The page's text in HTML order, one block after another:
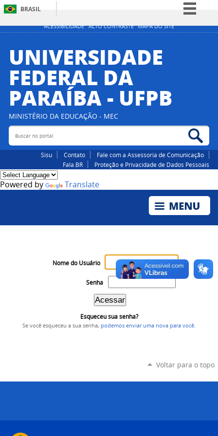
ACESSIBILIDADE ALTO CONTRASTE MAPA DO SITE
BRASIL
Simplifique!
Participe
Acesso à informação
Canais
UNIVERSIDADE
FEDERAL DA
PARAÍBA - UFPB
MINISTÉRIO DA EDUCAÇÃO - MEC
Buscar no portal
Sisu Contato
Fale com a Assessoria de Comunicação
Fala.BR
Proteção e Privacidade de Dados Pessoais
Powered by Translate
Nome do Usuário
Senha
Esqueceu sua senha?
Se você esqueceu a sua senha, podemos enviar uma nova para você
Voltar para o topo